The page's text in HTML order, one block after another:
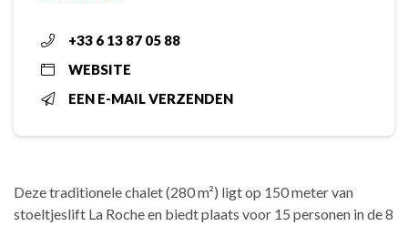
+33 6 13 87 05 88
WEBSITE
EEN E-MAIL VERZENDEN
Deze traditionele chalet (280 m²) ligt op 150 meter van
stoeltjeslift La Roche en biedt plaats voor 15 personen in de 8